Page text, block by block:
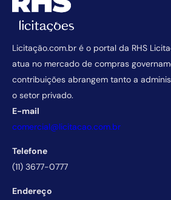
Licitação.com.br é o portal da RHS
atua no mercado de compras
contribuições abrangem tanto a
o setor privado.
E-mail
comercial@licitacao.com.br
Telefone
(11) 3677-0777
Endereço